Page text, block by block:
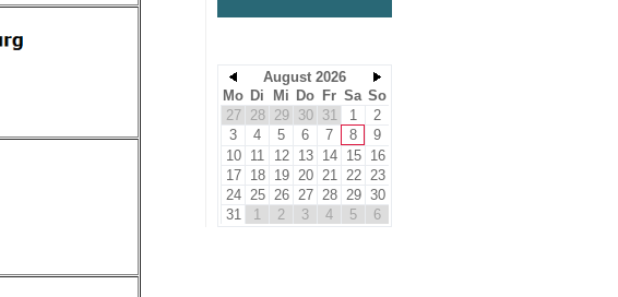
August 2026
Mo Di Mi Do Fr Sa So
27
28 29 30 31 1
2
3
4 5 6 7 8
9
10
11 12 13 14 15
16
17
18 19 20 21 22 23
24 25 26 27 28 29 30
31
1 2 3 4 5 6